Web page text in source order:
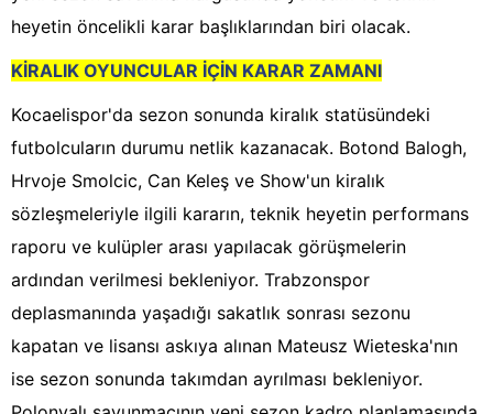
heyetin öncelikli karar başlıklarından biri olacak.
KİRALIK OYUNCULAR İÇİN KARAR ZAMANI
Kocaelispor'da sezon sonunda kiralık statüsündeki
futbolcuların durumu netlik kazanacak. Botond Balogh,
Hrvoje Smolcic, Can Keleş ve Show'un kiralık
sözleşmeleriyle ilgili kararın, teknik heyetin performans
raporu ve kulüpler arası yapılacak görüşmelerin
ardından verilmesi bekleniyor. Trabzonspor
deplasmanında yaşadığı sakatlık sonrası sezonu
kapatan ve lisansı askıya alınan Mateusz Wieteska'nın
ise sezon sonunda takımdan ayrılması bekleniyor.